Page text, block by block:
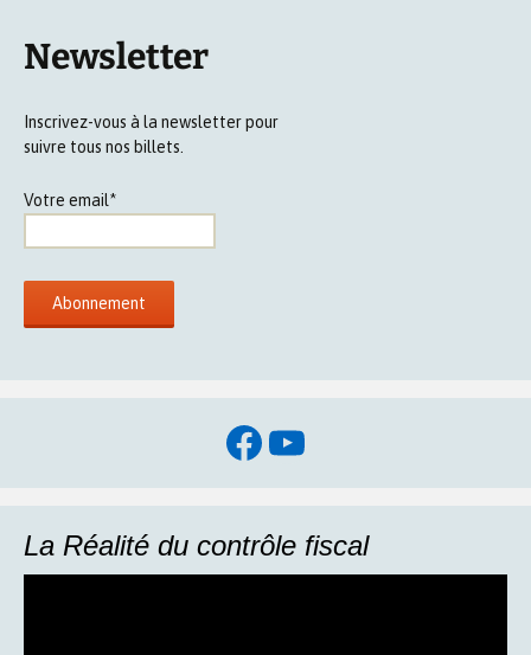
Newsletter
Inscrivez-vous à la newsletter pour
suivre tous nos billets.
Votre email*
Facebook
YouTube
La Réalité du contrôle fiscal